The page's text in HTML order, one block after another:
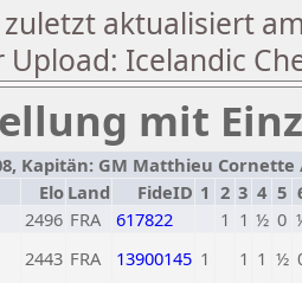
aktualisiert
Icelandic
mit
Kapitän: GM Matthieu Cornette
Elo Land FideID 1 2 3 4 5
2496 FRA 617822 1 1 ½ 0
2443 FRA 13900145 1 1 1 ½